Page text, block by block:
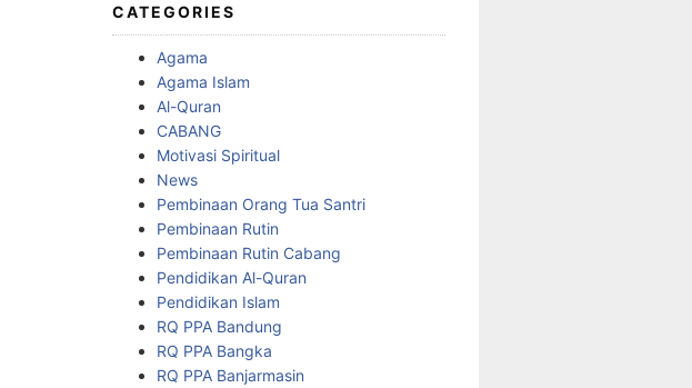
CATEGORIES
Agama
Agama Islam
Al-Quran
CABANG
Motivasi Spiritual
News
Pembinaan Orang Tua Santri
Pembinaan Rutin
Pembinaan Rutin Cabang
Pendidikan Al-Quran
Pendidikan Islam
RQ PPA Bandung
RQ PPA Bangka
RQ PPA Banjarmasin